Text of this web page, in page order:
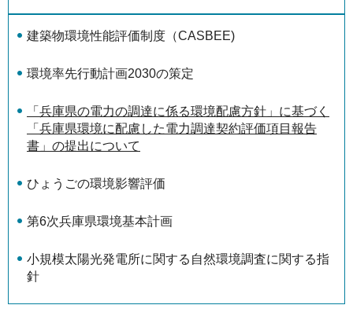
建築物環境性能評価制度（CASBEE)
環境率先行動計画2030の策定
「兵庫県の電力の調達に係る環境配慮方針」に基づく
「兵庫県環境に配慮した電力調達契約評価項目報告
書」の提出について
ひょうごの環境影響評価
第6次兵庫県環境基本計画
小規模太陽光発電所に関する自然環境調査に関する指
針